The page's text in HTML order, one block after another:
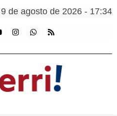
de agosto de 2026 - 17:34